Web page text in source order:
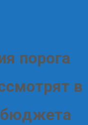
порога
в
бюджета